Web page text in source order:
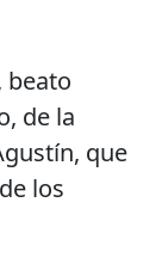
beato
de la
que
los